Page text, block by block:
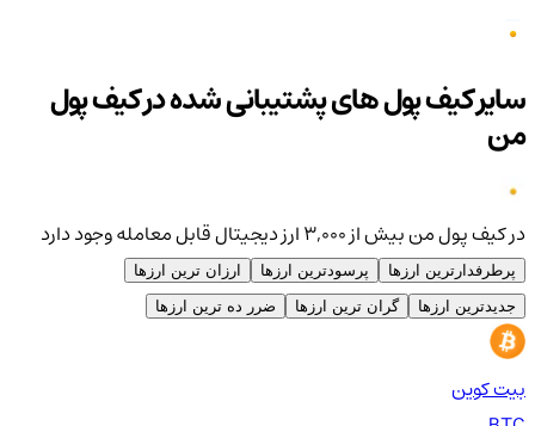
سایر کیف پول های پشتیبانی شده در کیف پول
من
در کیف پول من بیش از ۳,۰۰۰ ارز دیجیتال قابل معامله وجود دارد
پرطرفدارترین ارزها پرسودترین ارزها
ارزان ترین ارزها
جدیدترین ارزها
گران ترین ارزها ضرر ده ترین ارزها
بیت کوین